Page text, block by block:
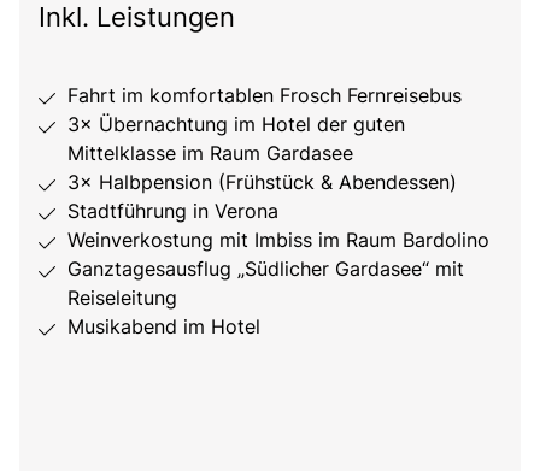
Inkl. Leistungen
Fahrt im komfortablen Frosch Fernreisebus
3× Übernachtung im Hotel der guten
Mittelklasse im Raum Gardasee
3× Halbpension (Frühstück & Abendessen)
Stadtführung in Verona
Weinverkostung mit Imbiss im Raum Bardolino
Ganztagesausflug „Südlicher Gardasee“ mit
Reiseleitung
Musikabend im Hotel